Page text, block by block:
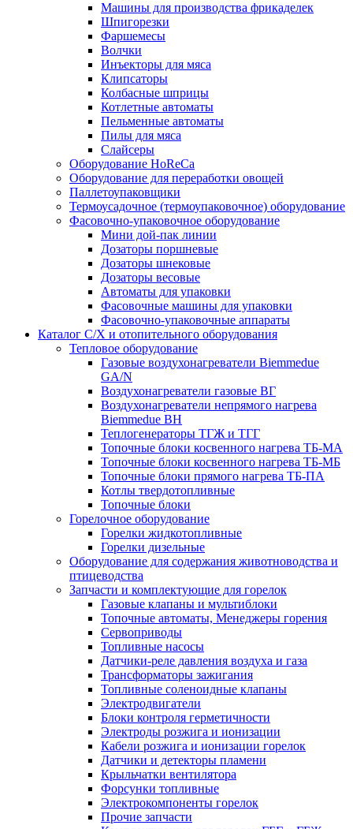
Машины для производства фрикаделек
Шпигорезки
Фаршемесы
Волчки
Инъекторы для мяса
Клипсаторы
Колбасные шприцы
Котлетные автоматы
Пельменные автоматы
Пилы для мяса
Слайсеры
Оборудование HoReCa
Оборудование для переработки овощей
Паллетоупаковщики
Термоусадочное (термоупаковочное) оборудование
Фасовочно-упаковочное оборудование
Мини дой-пак линии
Дозаторы поршневые
Дозаторы шнековые
Дозаторы весовые
Автоматы для упаковки
Фасовочные машины для упаковки
Фасовочно-упаковочные аппараты
Каталог С/Х и отопительного оборудования
Тепловое оборудование
Газовые воздухонагреватели Biemmedue
GA/N
Воздухонагреватели газовые ВГ
Воздухонагреватели непрямого нагрева
Biemmedue BH
Теплогенераторы ТГЖ и ТГГ
Топочные блоки косвенного нагрева ТБ-МА
Топочные блоки косвенного нагрева ТБ-МБ
Топочные блоки прямого нагрева ТБ-ПА
Котлы твердотопливные
Топочные блоки
Горелочное оборудование
Горелки жидкотопливные
Горелки дизельные
Оборудование для содержания животноводства и
птицеводства
Запчасти и комплектующие для горелок
Газовые клапаны и мультиблоки
Топочные автоматы, Менеджеры горения
Сервоприводы
Топливные насосы
Датчики-реле давления воздуха и газа
Трансформаторы зажигания
Топливные соленоидные клапаны
Электродвигатели
Блоки контроля герметичности
Электроды розжига и ионизации
Кабели розжига и ионизации горелок
Датчики и детекторы пламени
Крыльчатки вентилятора
Форсунки топливные
Электрокомпоненты горелок
Прочие запчасти